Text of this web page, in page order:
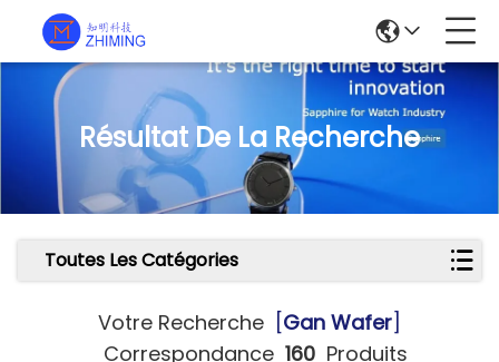
Résultat De La Recherche
Toutes Les Catégories
Votre Recherche [Gan Wafer]
Correspondance 160Produits